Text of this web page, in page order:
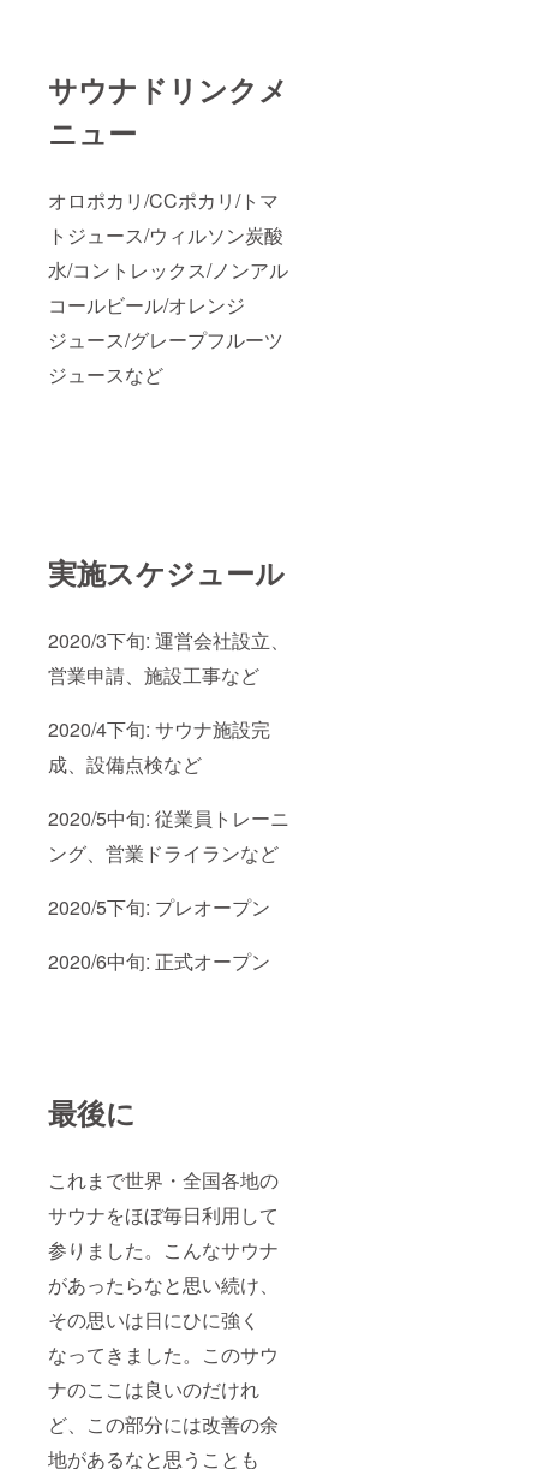
サウナドリンクメ
ニュー
オロポカリ/CCポカリ/トマ
トジュース/ウィルソン炭酸
水/コントレックス/ノンアル
コールビール/オレンジ
ジュース/グレープフルーツ
ジュースなど
実施スケジュール
2020/3下旬: 運営会社設立、
営業申請、施設工事など
2020/4下旬: サウナ施設完
成、設備点検など
2020/5中旬: 従業員トレーニ
ング、営業ドライランなど
2020/5下旬: プレオープン
2020/6中旬: 正式オープン
最後に
これまで世界・全国各地の
サウナをほぼ毎日利用して
参りました。こんなサウナ
があったらなと思い続け、
その思いは日にひに強く
なってきました。このサウ
ナのここは良いのだけれ
ど、この部分には改善の余
地があるなと思うことも